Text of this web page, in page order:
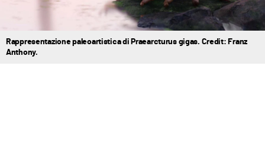
Rappresentazione paleoartistica di Praearcturus gigas. Credit: Franz
Anthony.